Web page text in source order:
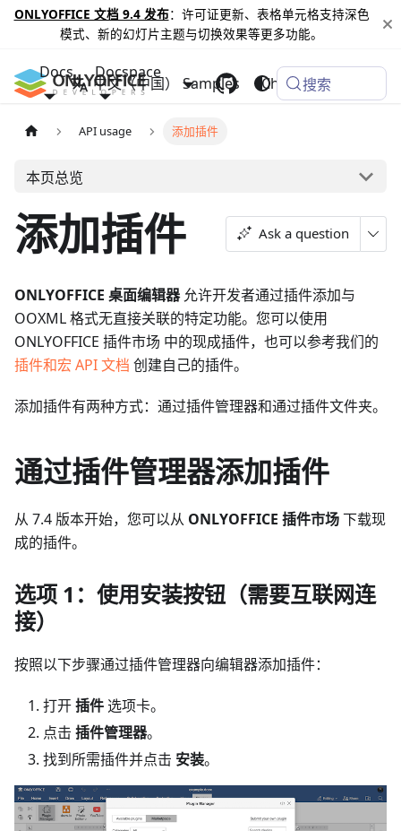
ONLYOFFICE 文档 9.4 发布：许可证更新、表格单元格支持深色
模式、新的幻灯片主题与切换效果等更多功能。
Docs Docspace
Samples Changelog
中文（中国） 搜索
API usage 添加插件
本页总览
添加插件 Ask a question
ONLYOFFICE 桌面编辑器允许开发者通过插件添加与
OOXML 格式无直接关联的特定功能。您可以使用
ONLYOFFICE 插件市场 中的现成插件，也可以参考我们的
插件和宏 API 文档 创建自己的插件。
添加插件有两种方式：通过插件管理器和通过插件文件夹。
通过插件管理器添加插件
从 7.4 版本开始，您可以从 ONLYOFFICE 插件市场下载现
成的插件。
选项 1：使用安装按钮（需要互联网连
接）
按照以下步骤通过插件管理器向编辑器添加插件：
打开插件选项卡。
点击 插件管理器。
找到所需插件并点击 安装。